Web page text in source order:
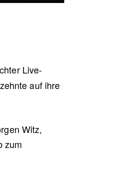
Live-
auf ihre
Witz,
zum